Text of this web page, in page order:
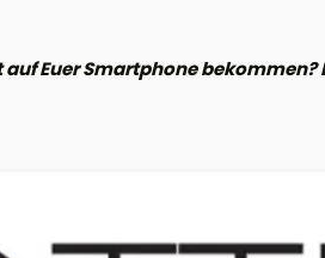
Euer Smartphone bekommen?